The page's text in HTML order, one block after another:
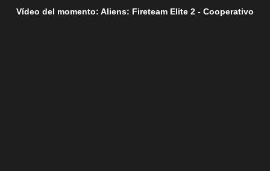
Vídeo del momento: Aliens: Fireteam Elite 2 - Cooperativo